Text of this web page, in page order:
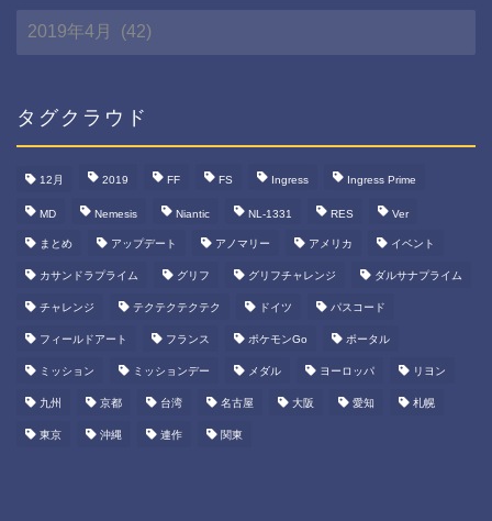
間
カ
タグクラウド
12月 2019 FF FS Ingress Ingress Prime
MD Nemesis Niantic NL-1331 RES Ver
まとめ アップデート アノマリー アメリカ イベント
カサンドラプライム グリフ グリフチャレンジ ダルサナプライム
チャレンジ テクテクテクテク ドイツ パスコード
フィールドアート フランス ポケモンGo ポータル
ミッション ミッションデー メダル ヨーロッパ リヨン
九州 京都 台湾 名古屋 大阪 愛知 札幌
東京 沖縄 連作 関東